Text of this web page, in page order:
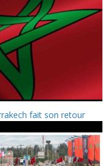
fait son retour